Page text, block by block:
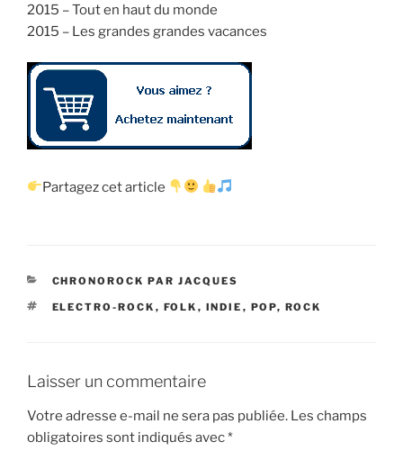
2015 – Tout en haut du monde
2015 – Les grandes grandes vacances
Partagez cet article
CATÉGORIES
CHRONOROCK PAR JACQUES
ÉTIQUETTES
ELECTRO-ROCK , FOLK , INDIE , POP, ROCK
Laisser un commentaire
Votre adresse e-mail ne sera pas publiée. Les champs
obligatoires sont indiqués avec*